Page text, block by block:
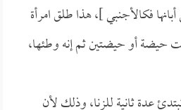
فكالأجنبي ]، هذا طلق امرأة
حيضة أو حيضتين ثم إنه وطئها،
عدة ثانية للزنا، وذلك لأن